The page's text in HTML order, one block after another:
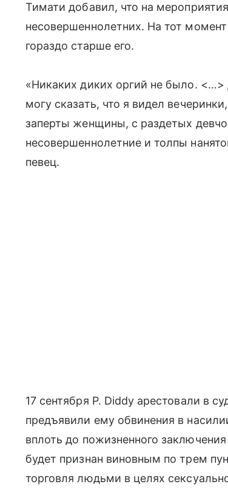
Тимати добавил, что на
несовершеннолетних. На тот
гораздо старше его.
«Никаких диких оргий не было. <…>
могу сказать, что я видел
заперты женщины, с раздетых
несовершеннолетние и толпы
певец.
17 сентября P. Diddy арестовали в
предъявили ему обвинения в
вплоть до пожизненного
будет признан виновным по трем
торговля людьми в целях